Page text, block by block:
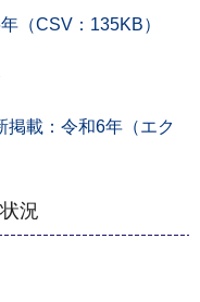
（CSV：135KB）
掲載：令和6年（エク
況